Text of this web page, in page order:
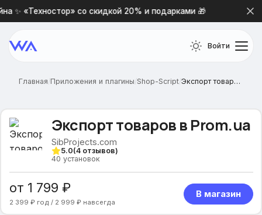
✨ «Техностор» со скидкой 20% и подарками 🎁
Войти
Главная/Приложения и плагины/Shop-Script/ Экспорт товаров в Prom.ua
Экспорт товаров в Prom.ua
SibProjects.com
5.0(4отзывов)
40 установок
от 1 799 ₽
2 399 ₽ год / 2 999 ₽ навсегда
В магазин